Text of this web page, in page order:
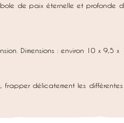
de paix éternelle et
Dimensions : environ 10 x 9,5 x
délicatement les